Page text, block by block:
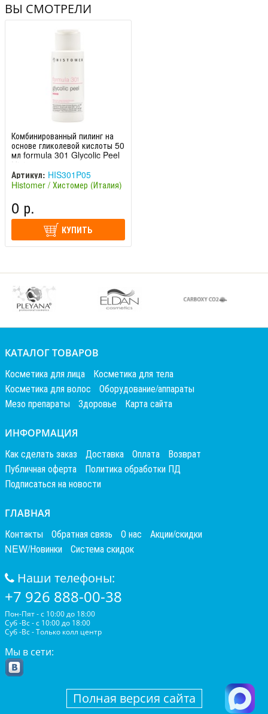
ВЫ СМОТРЕЛИ
Комбинированный пилинг на
основе гликолевой кислоты 50
мл formula 301 Glycolic Peel
Histomer
Артикул: HIS301P05
Histomer / Хистомер (Италия)
0 р.
КУПИТЬ
КАТАЛОГ ТОВАРОВ
Косметика для лица
Косметика для тела
Косметика для волос
Оборудование/аппараты
Мезо препараты
Здоровье Карта сайта
ИНФОРМАЦИЯ
Как сделать заказ Доставка Оплата
Возврат
Публичная оферта
Политика обработки ПД
Подписаться на новости
ГЛАВНАЯ
Контакты Обратная связь О нас
Акции/скидки
NEW/Новинки
Система скидок
Наши телефоны:
+7 926 888-00-38
Пон-Пят - с 10:00 до 18:00
Суб -Вс - с 10:00 до 18:00
Суб -Вс - Только колл центр
Мы в сети:
Полная версия сайта